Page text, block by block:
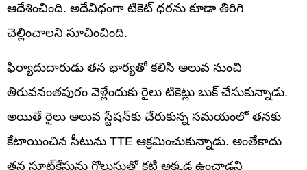
ఆదేశించింది. అదేవిధంగా టికెట్ ధరను కూడా తిరిగి
చెల్లించాలని సూచించింది.
ఫిర్యాదుదారుడు తన భార్యతో కలిసి అలువ నుంచి
తిరువనంతపురం వెళ్లేందుకు రైలు టికెట్లు బుక్ చేసుకున్నాడు.
అయితే రైలు అలువ స్టేషన్‌కు చేరుకున్న సమయంలో తనకు
కేటాయించిన సీటును TTE ఆక్రమించుకున్నాడు. అంతేకాదు
తన సూట్‌కేసును గొలుసుతో కట్టి అక్కడ ఉంచాడని